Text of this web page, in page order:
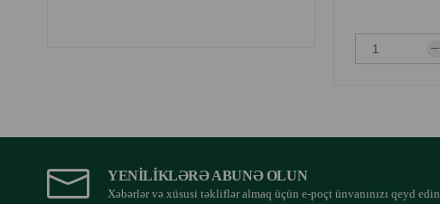
YENILIKLƏRƏ ABUNƏ OLUN
Xəbərlər və xüsusi təkliflər almaq üçün e-poçt ünvanınızı qeyd edin.